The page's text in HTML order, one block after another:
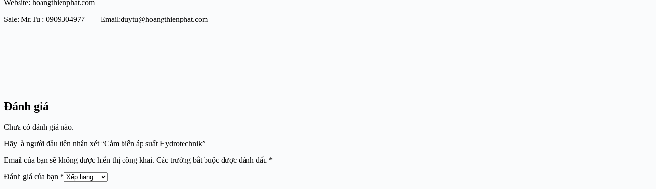
Website: hoangthienphat.com
Sale: Mr.Tu : 0909304977 Email:duytu@hoangthienphat.com
Đánh giá
Chưa có đánh giá nào.
Hãy là người đầu tiên nhận xét “Cảm biến áp suất Hydrotechnik”
Email của bạn sẽ không được hiển thị công khai. Các trường bắt buộc được đánh dấu *
Đánh giá của bạn *